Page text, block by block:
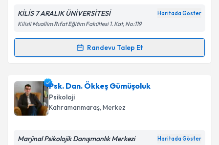
KİLİS 7 ARALIK ÜNİVERSİTESİ Haritada Göster
Kilisli Muallim Rıfat Eğitim Fakültesi 1. Kat, No:119
Randevu Talep Et
Randevu Takvimi Talebi
Uzm. Psk. Ezgi Lifiçin randevu takvimi talebi
oluşturun. Size bu uzmandan randevu almanız için bir
takvim hazırlandığında e-posta ile bilgilendireceğiz.
Psk. Dan. Ökkeş Gümüşoluk
Psikoloji
Kahramanmaraş, Merkez
Marjinal Psikolojik Danışmanlık Merkezi Haritada Göster